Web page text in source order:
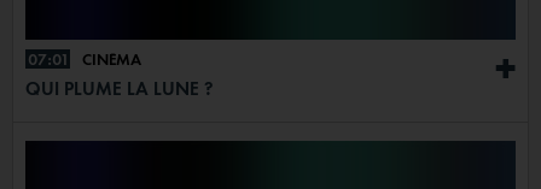
+
07:01 CINÉMA
QUI PLUME LA LUNE ?